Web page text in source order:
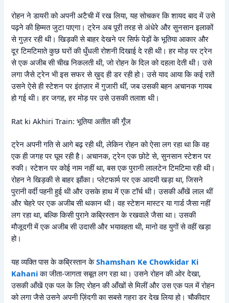
रोहन ने डायरी को अपनी अटैची में रख लिया, यह सोचकर कि शायद बाद में उसे
पढ़ने की हिम्मत जुटा पाएगा। ट्रेन अब पूरी तरह से अंधेरे और सुनसान इलाकों
से गुज़र रही थी। खिड़की से बाहर देखने पर सिर्फ पेड़ों के भूतिया आकार और
दूर टिमटिमाते कुछ घरों की धुँधली रोशनी दिखाई दे रही थी। हर मोड़ पर ट्रेन
से एक अजीब सी चीख निकलती थी, जो रोहन के दिल को दहला देती थी। उसे
लगा जैसे ट्रेन भी इस सफर से ख़ुद ही डर रही हो। उसे याद आया कि कई रातें
उसने ऐसे ही स्टेशन पर इंतज़ार में गुजारी थीं, जब उसकी बहन अचानक गायब
हो गई थी। हर जगह, हर मोड़ पर उसे उसकी तलाश थी।
Rat ki Akhiri Train: भूतिया अतीत की गूँज
ट्रेन अपनी गति से आगे बढ़ रही थी, लेकिन रोहन को ऐसा लग रहा था कि वह
एक ही जगह पर घूम रही है। अचानक, ट्रेन एक छोटे से, सुनसान स्टेशन पर
रुकी। स्टेशन पर कोई नाम नहीं था, बस एक पुरानी लालटेन टिमटिमा रही थी।
रोहन ने खिड़की से बाहर झाँका। प्लेटफार्म पर एक आदमी खड़ा था, जिसने
पुरानी वर्दी पहनी हुई थी और उसके हाथ में एक टॉर्च थी। उसकी आँखें लाल थीं
और चेहरे पर एक अजीब सी थकान थी। वह स्टेशन मास्टर या गार्ड जैसा नहीं
लग रहा था, बल्कि किसी पुराने कब्रिस्तान के रखवाले जैसा था। उसकी
मौजूदगी में एक अजीब सी उदासी और भयावहता थी, मानो वह युगों से वहीं खड़ा
हो।
यह व्यक्ति पास के कब्रिस्तान केShamshan Ke Chowkidar Ki
Kahaniका जीता-जागता सबूत लग रहा था। उसने रोहन की ओर देखा,
उसकी आँखें एक पल के लिए रोहन की आँखों से मिलीं और उस एक पल में रोहन
को लगा जैसे उसने अपनी ज़िंदगी का सबसे गहरा डर देख लिया हो। चौकीदार